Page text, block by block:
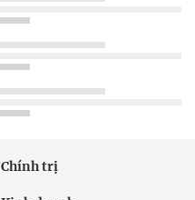
Chính trị